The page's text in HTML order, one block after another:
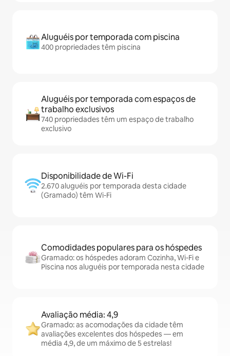
Aluguéis por temporada com piscina
400 propriedades têm piscina
Aluguéis por temporada com espaços de
trabalho exclusivos
740 propriedades têm um espaço de trabalho
exclusivo
Disponibilidade de Wi-Fi
2.670 aluguéis por temporada desta cidade
(Gramado) têm Wi-Fi
Comodidades populares para os hóspedes
Gramado: os hóspedes adoram Cozinha, Wi-Fi e
Piscina nos aluguéis por temporada nesta cidade
Avaliação média: 4,9
Gramado: as acomodações da cidade têm
avaliações excelentes dos hóspedes — em
média 4,9, de um máximo de 5 estrelas!